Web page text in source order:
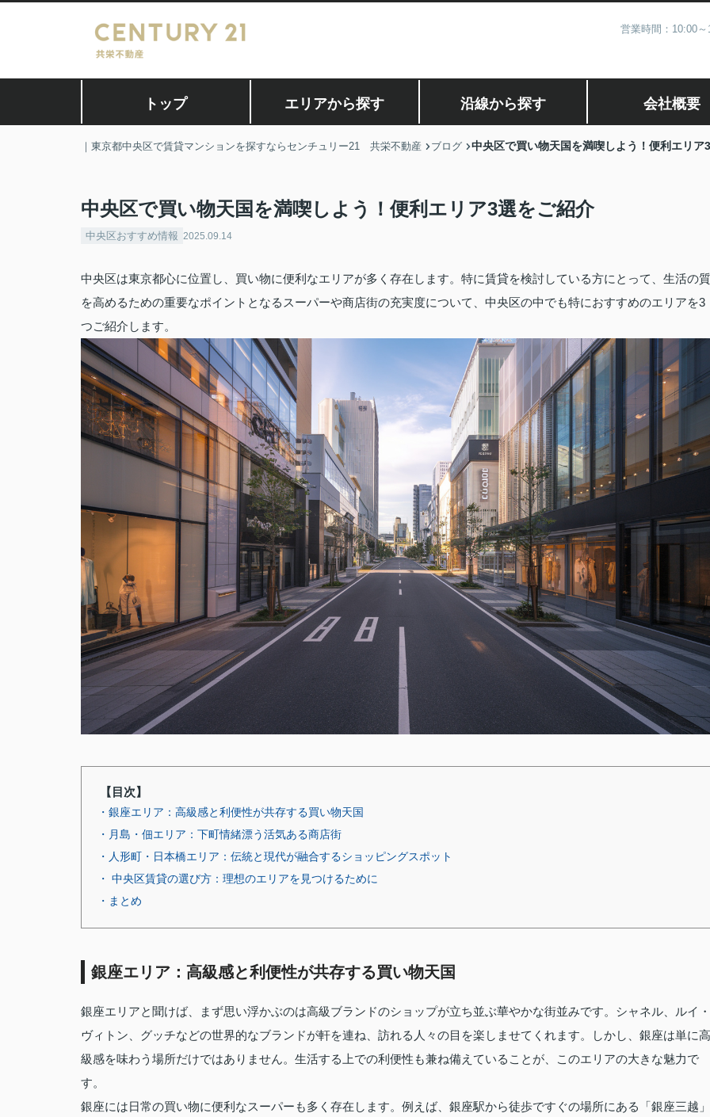
営業時間：10:00
トップ エリアから探す 沿線から探す 会社概要
｜東京都中央区で賃貸マンションを探すならセンチュリー21 共栄不動産 ブログ 中央区で買い物天国を満喫しよう！便利エリア
中央区で買い物天国を満喫しよう！便利エリア3選をご紹介
中央区おすすめ情報 2025.09.14
中央区は東京都心に位置し、買い物に便利なエリアが多く存在します。特に賃貸を検討している方にとって、生活の質
を高めるための重要なポイントとなるスーパーや商店街の充実度について、中央区の中でも特におすすめのエリアを3
つご紹介します。
【目次】
・銀座エリア：高級感と利便性が共存する買い物天国
・月島・佃エリア：下町情緒漂う活気ある商店街
・人形町・日本橋エリア：伝統と現代が融合するショッピングスポット
・ 中央区賃貸の選び方：理想のエリアを見つけるために
・まとめ
銀座エリア：高級感と利便性が共存する買い物天国
銀座エリアと聞けば、まず思い浮かぶのは高級ブランドのショップが立ち並ぶ華やかな街並みです。シャネル、ルイ・
ヴィトン、グッチなどの世界的なブランドが軒を連ね、訪れる人々の目を楽しませてくれます。しかし、銀座は単に高
級感を味わう場所だけではありません。生活する上での利便性も兼ね備えていることが、このエリアの大きな魅力で
す。
銀座には日常の買い物に便利なスーパーも多く存在します。例えば、銀座駅から徒歩ですぐの場所にある「銀座三越」